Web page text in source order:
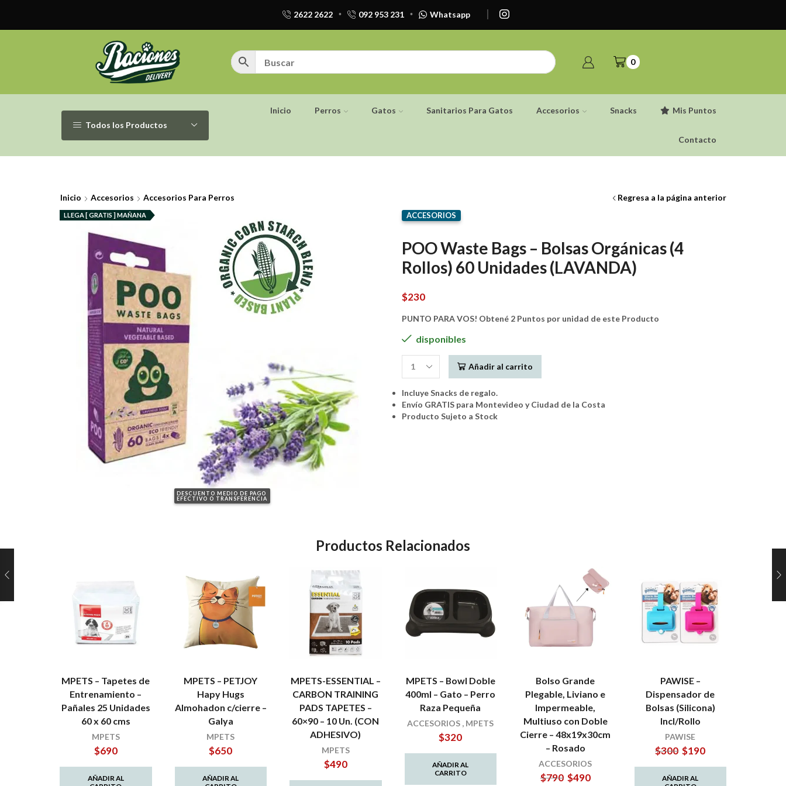
2622 2622 092 953 231 Whatsapp
0
Todos los Productos
Inicio Perros Gatos Sanitarios Para Gatos Accesorios Snacks Mis Puntos
Contacto
Inicio Accesorios Accesorios Para Perros Regresa a la página anterior
DESCUENTO MEDIO DE PAGO
EFECTIVO O TRANSFERENCIA
LLEGA [ GRATIS ] MAÑANA ACCESORIOS
POO Waste Bags – Bolsas Orgánicas (4
Rollos) 60 Unidades (LAVANDA)
$230
PUNTO PARA VOS! Obtené 2 Puntos por unidad de este Producto
disponibles
POO
Bags
-
Bolsas
Añadir al carrito
Incluye Snacks de regalo.
Envío GRATIS para Montevideo y Ciudad de la Costa
Producto Sujeto a Stock
Productos Relacionados
MPETS – Tapetes de
Entrenamiento –
Pañales 25 Unidades
60 x 60 cms
MPETS
$690
AÑADIR AL
MPETS – PETJOY
Hapy Hugs
Almohadon c/cierre –
Galya
MPETS
$650
AÑADIR AL
MPETS-ESSENTIAL –
CARBON TRAINING
PADS TAPETES –
60×90 – 10 Un. (CON
ADHESIVO)
MPETS
$490
MPETS – Bowl Doble
400ml – Gato – Perro
Raza Pequeña
ACCESORIOS , MPETS
$320
AÑADIR AL
CARRITO
Bolso Grande
Plegable, Liviano e
Impermeable,
Multiuso con Doble
Cierre – 48x19x30cm
– Rosado
ACCESORIOS
$790 El
$490El
PAWISE –
Dispensador de
Bolsas (Silicona)
Incl/Rollo
PAWISE
$300 El
original
$190El
AÑADIR AL